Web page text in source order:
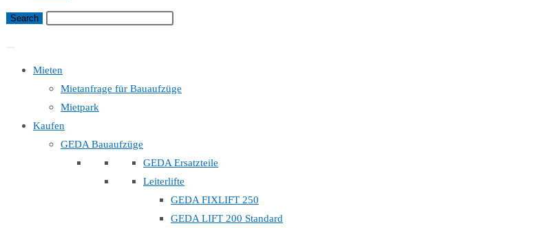
Mieten
Mietanfrage für Bauaufzüge
Mietpark
Kaufen
GEDA Bauaufzüge
GEDA Ersatzteile
Leiterlifte
GEDA FIXLIFT 250
GEDA LIFT 200 Standard